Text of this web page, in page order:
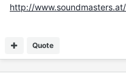
http://
Quote